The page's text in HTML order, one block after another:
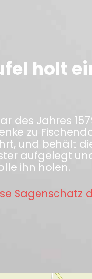
holt
des Jahres
zu
und behält
aufgelegt
ihn holen.
Sagenschatz